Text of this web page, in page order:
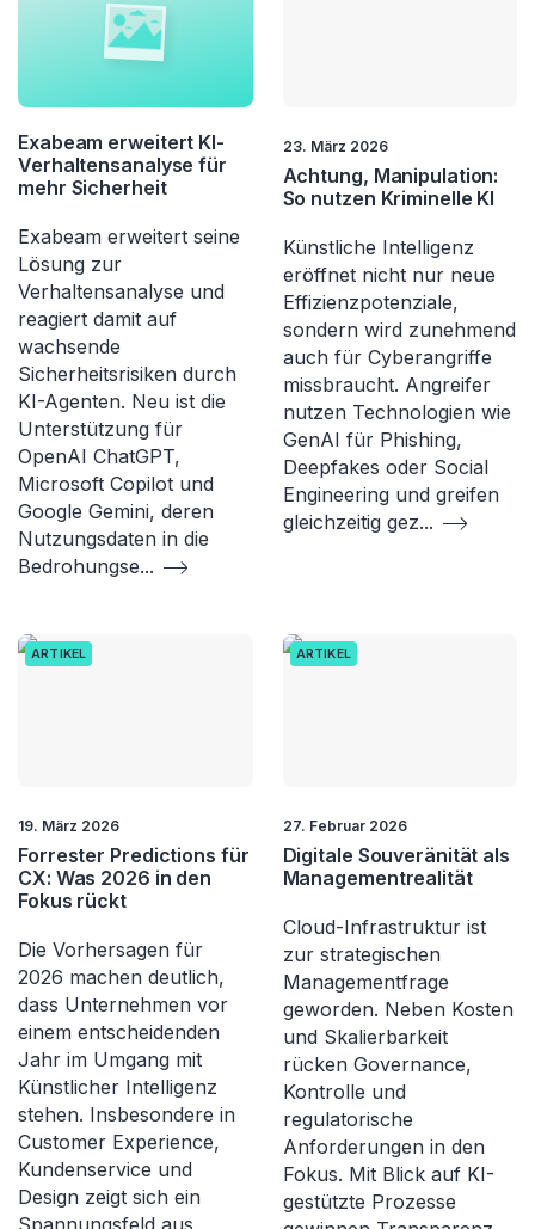
Exabeam erweitert KI-
Verhaltensanalyse für
mehr Sicherheit
Exabeam erweitert seine
Lösung zur
Verhaltensanalyse und
reagiert damit auf
wachsende
Sicherheitsrisiken durch
KI-Agenten. Neu ist die
Unterstützung für
OpenAI ChatGPT,
Microsoft Copilot und
Google Gemini, deren
Nutzungsdaten in die
Bedrohungse...
23. März 2026
Achtung, Manipulation:
So nutzen Kriminelle KI
Künstliche Intelligenz
eröffnet nicht nur neue
Effizienzpotenziale,
sondern wird zunehmend
auch für Cyberangriffe
missbraucht. Angreifer
nutzen Technologien wie
GenAI für Phishing,
Deepfakes oder Social
Engineering und greifen
gleichzeitig gez...
ARTIKEL
19. März 2026
Forrester Predictions für
CX: Was 2026 in den
Fokus rückt
Die Vorhersagen für
2026 machen deutlich,
dass Unternehmen vor
einem entscheidenden
Jahr im Umgang mit
Künstlicher Intelligenz
stehen. Insbesondere in
Customer Experience,
Kundenservice und
Design zeigt sich ein
ARTIKEL
27. Februar 2026
Digitale Souveränität als
Managementrealität
Cloud-Infrastruktur ist
zur strategischen
Managementfrage
geworden. Neben Kosten
und Skalierbarkeit
rücken Governance,
Kontrolle und
regulatorische
Anforderungen in den
Fokus. Mit Blick auf KI-
gestützte Prozesse